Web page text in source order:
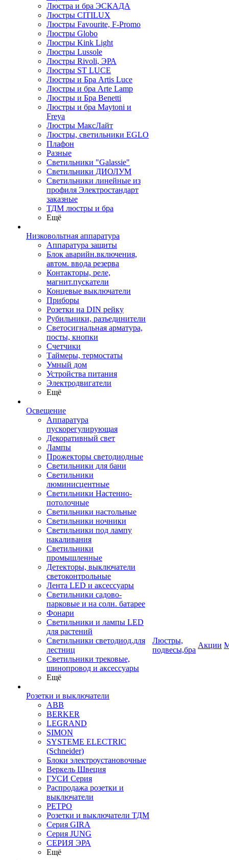
Люстра и бра ЭСКАДА
Люстры CITILUX
Люстры Favourite, F-Promo
Люстры Globo
Люстры Kink Light
Люстры Lussole
Люстры Rivoli, ЭРА
Люстры ST LUCE
Люстры и Бра Artis Luce
Люстры и бра Arte Lamp
Люстры и Бра Benetti
Люстры и бра Maytoni и
Freya
Люстры МаксЛайт
Люстры, светильники EGLO
Плафон
Разные
Светильники "Galassie"
Светильники ДИОЛУМ
Светильники линейные из
профиля Электростандарт
заказные
ТДМ люстры и бра
Ещё
Низковольтная аппаратура
Аппаратура защиты
Блок аварийн.включения,
автом. ввода резерва
Контакторы, реле,
магнит.пускатели
Концевые выключатели
Приборы
Розетки на DIN рейку
Рубильники, разъединители
Светосигнальная арматура,
посты, кнопки
Счетчики
Таймеры, термостаты
Умный дом
Устройства питания
Электродвигатели
Ещё
Освещение
Аппаратура
пускорегулирующая
Декоративный свет
Лампы
Прожекторы светодиодные
Светильники для бани
Светильники
люминисцентные
Светильники Настенно-
потолочные
Светильники настольные
Светильники ночники
Светильники под лампу
накаливания
Светильники
промышленные
Детекторы, выключатели
светоконтрольные
Лента LED и аксессуары
Светильники садово-
парковые и на солн. батарее
Фонари
Светильники и лампы LED
для растений
Светильники светодиод.для
лестниц
Светильники трековые,
шинопровод и аксессуары
Ещё
Розетки и выключатели
ABB
BERKER
LEGRAND
SIMON
SYSTEME ELECTRIC
(Schneider)
Блоки электроустановочные
Веркель Швеция
ГУСИ Серия
Распродажа розетки и
выключатели
РЕТРО
Розетки и выключатели ТДМ
Серия GIRA
Серия JUNG
СЕРИЯ ЭРА
Ещё
Люстры,
подвесы,бра
Акции